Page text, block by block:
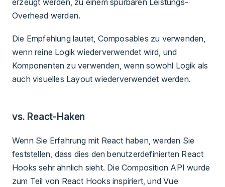
Overhead werden.
Die Empfehlung lautet, Composables zu verwenden,
wenn reine Logik wiederverwendet wird, und
Komponenten zu verwenden, wenn sowohl Logik als
auch visuelles Layout wiederverwendet werden.
vs. React-Haken
Wenn Sie Erfahrung mit React haben, werden Sie
feststellen, dass dies den benutzerdefinierten React
Hooks sehr ähnlich sieht. Die Composition API wurde
zum Teil von React Hooks inspiriert, und Vue